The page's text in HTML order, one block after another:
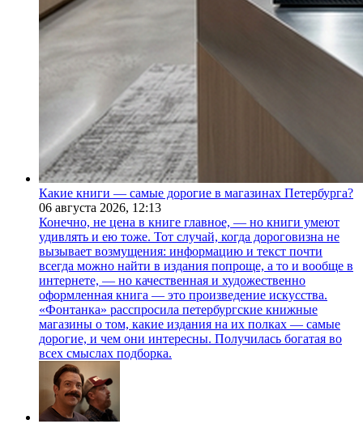
Какие книги — самые дорогие в магазинах Петербурга?
06 августа 2026, 12:13
Конечно, не цена в книге главное, — но книги умеют
удивлять и ею тоже. Тот случай, когда дороговизна не
вызывает возмущения: информацию и текст почти
всегда можно найти в издания попроще, а то и вообще в
интернете, — но качественная и художественно
оформленная книга — это произведение искусства.
«Фонтанка» расспросила петербургские книжные
магазины о том, какие издания на их полках — самые
дорогие, и чем они интересны. Получилась богатая во
всех смыслах подборка.